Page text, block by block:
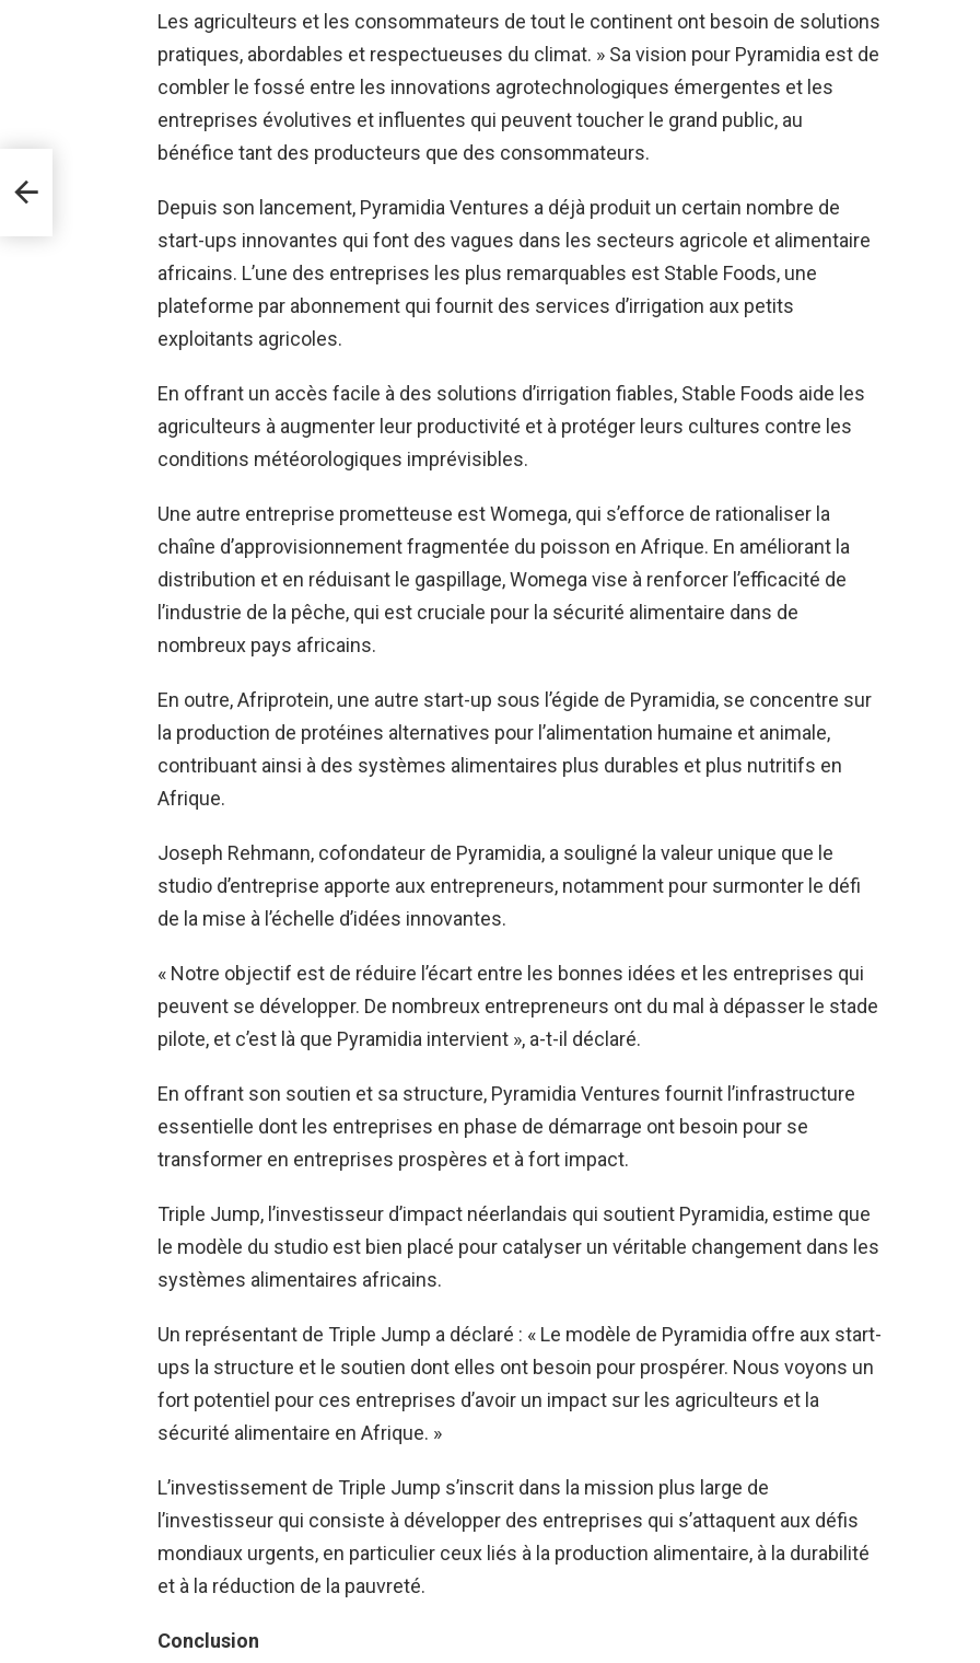
Les agriculteurs et les consommateurs de tout le continent ont besoin de solutions
pratiques, abordables et respectueuses du climat. » Sa vision pour Pyramidia est de
combler le fossé entre les innovations agrotechnologiques émergentes et les
entreprises évolutives et influentes qui peuvent toucher le grand public, au
bénéfice tant des producteurs que des consommateurs.
Depuis son lancement, Pyramidia Ventures a déjà produit un certain nombre de
start-ups innovantes qui font des vagues dans les secteurs agricole et alimentaire
africains. L’une des entreprises les plus remarquables est Stable Foods, une
plateforme par abonnement qui fournit des services d’irrigation aux petits
exploitants agricoles.
En offrant un accès facile à des solutions d’irrigation fiables, Stable Foods aide les
agriculteurs à augmenter leur productivité et à protéger leurs cultures contre les
conditions météorologiques imprévisibles.
Une autre entreprise prometteuse est Womega, qui s’efforce de rationaliser la
chaîne d’approvisionnement fragmentée du poisson en Afrique. En améliorant la
distribution et en réduisant le gaspillage, Womega vise à renforcer l’efficacité de
l’industrie de la pêche, qui est cruciale pour la sécurité alimentaire dans de
nombreux pays africains.
En outre, Afriprotein, une autre start-up sous l’égide de Pyramidia, se concentre sur
la production de protéines alternatives pour l’alimentation humaine et animale,
contribuant ainsi à des systèmes alimentaires plus durables et plus nutritifs en
Afrique.
Joseph Rehmann, cofondateur de Pyramidia, a souligné la valeur unique que le
studio d’entreprise apporte aux entrepreneurs, notamment pour surmonter le défi
de la mise à l’échelle d’idées innovantes.
« Notre objectif est de réduire l’écart entre les bonnes idées et les entreprises qui
peuvent se développer. De nombreux entrepreneurs ont du mal à dépasser le stade
pilote, et c’est là que Pyramidia intervient », a-t-il déclaré.
En offrant son soutien et sa structure, Pyramidia Ventures fournit l’infrastructure
essentielle dont les entreprises en phase de démarrage ont besoin pour se
transformer en entreprises prospères et à fort impact.
Triple Jump, l’investisseur d’impact néerlandais qui soutient Pyramidia, estime que
le modèle du studio est bien placé pour catalyser un véritable changement dans les
systèmes alimentaires africains.
Un représentant de Triple Jump a déclaré : « Le modèle de Pyramidia offre aux start-
ups la structure et le soutien dont elles ont besoin pour prospérer. Nous voyons un
fort potentiel pour ces entreprises d’avoir un impact sur les agriculteurs et la
sécurité alimentaire en Afrique. »
L’investissement de Triple Jump s’inscrit dans la mission plus large de
l’investisseur qui consiste à développer des entreprises qui s’attaquent aux défis
mondiaux urgents, en particulier ceux liés à la production alimentaire, à la durabilité
et à la réduction de la pauvreté.
Conclusion